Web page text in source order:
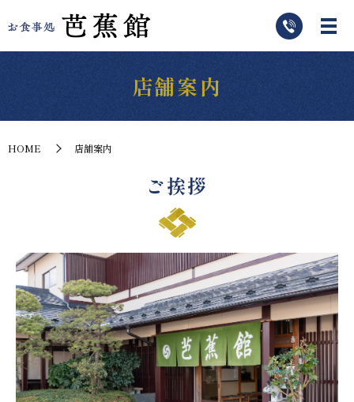
店舗案内
HOME 店舗案内
ご挨拶